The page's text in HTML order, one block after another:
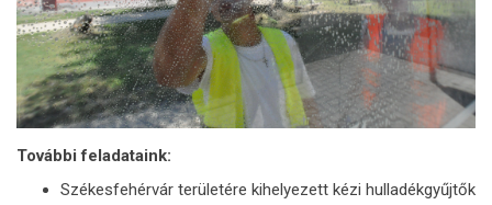
További feladataink:
Székesfehérvár területére kihelyezett kézi hulladékgyűjtők